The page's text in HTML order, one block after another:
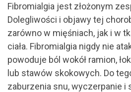
Fibromialgia jest złożonym
Dolegliwości i objawy tej
zarówno w mięśniach, jak i w
ciała. Fibromialgia nigdy nie
powoduje ból wokół ramion,
lub stawów skokowych. Do
zaburzenia snu, wyczerpanie i